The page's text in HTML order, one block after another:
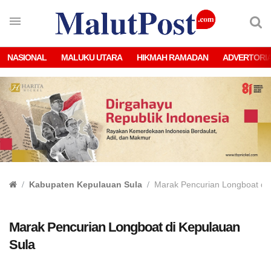
NASIONAL MALUKU UTARA HIKMAH RAMADAN
Kabupaten Kepulauan Sula Marak Pencurian Longboat di
Marak Pencurian Longboat di Kepulauan
Sula